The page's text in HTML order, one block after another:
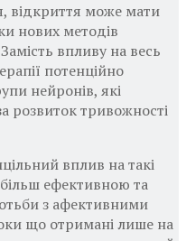
відкриття може мати
нових методів
впливу на весь
потенційно
нейронів, які
розвиток тривожності
вплив на такі
ефективною та
з афективними
що отримані лише на